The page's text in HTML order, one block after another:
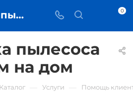
Настройка пылесоса с выездом на дом • купить в Самаре - iЧехол 0
пылесоса
на дом
Каталог Услуги Помощь